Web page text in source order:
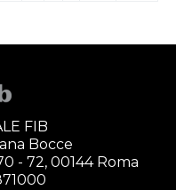
FIB
Bocce
- 72, 00144 Roma